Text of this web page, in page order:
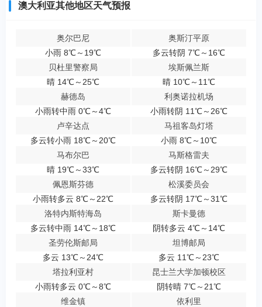
澳大利亚其他地区天气预报
奥尔巴尼
小雨 8℃～19℃
奥斯汀平原
多云转阴 7℃～16℃
贝杜里警察局
晴 14℃～25℃
埃斯佩兰斯
晴 10℃～11℃
赫德岛
小雨转中雨 0℃～4℃
利奥诺拉机场
小雨转阴 11℃～26℃
卢辛达点
多云转小雨 18℃～20℃
马祖客岛灯塔
小雨 8℃～10℃
马布尔巴
晴 19℃～33℃
马斯格雷夫
多云转阴 16℃～29℃
佩恩斯芬德
小雨转多云 8℃～22℃
松溪委员会
多云转阴 17℃～31℃
洛特内斯特海岛
多云转中雨 14℃～18℃
斯卡曼德
阴转多云 4℃～14℃
圣劳伦斯邮局
多云 13℃～24℃
坦博邮局
多云 11℃～23℃
塔拉利亚村
小雨转多云 0℃～8℃
昆士兰大学加顿校区
阴转晴 7℃～21℃
维金镇
依利里